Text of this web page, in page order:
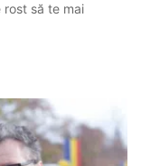
rost să te mai